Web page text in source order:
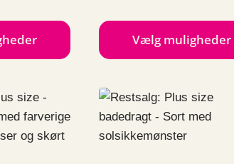
Vælg muligheder
vare